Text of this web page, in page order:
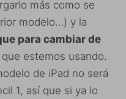
más como se
modelo…) y la
para cambiar de
estemos usando.
de iPad no será
1, así que si ya lo